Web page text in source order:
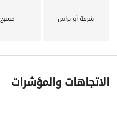
شرفة أو تراس مسبح
الاتجاهات والمؤشرات